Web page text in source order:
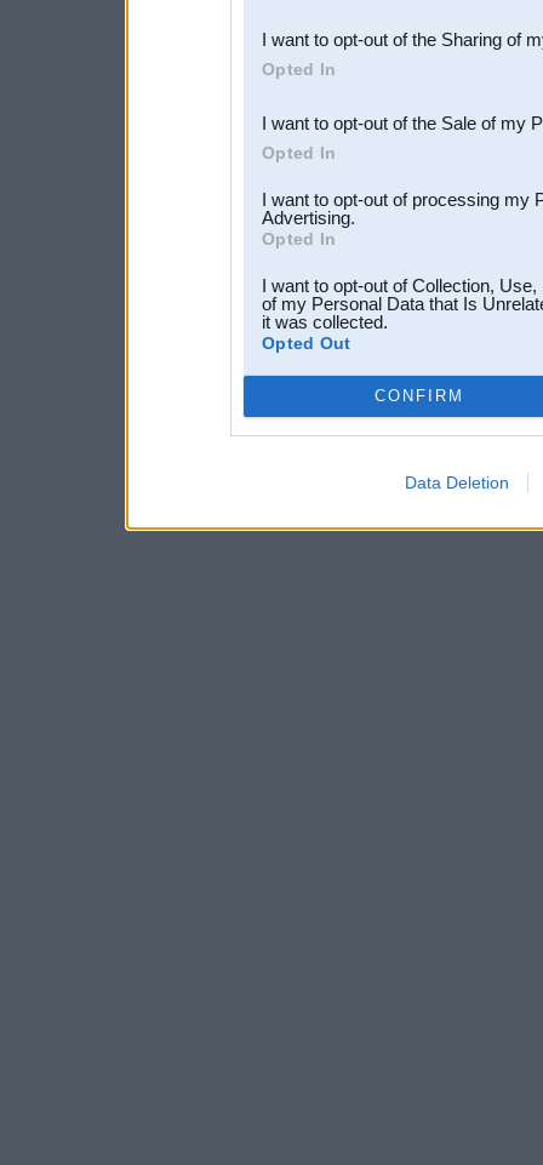
Downstream Participants
third parties.
I want to opt-out of the Sharing of
Opted In
I want to opt-out of the Sale of my
Opted In
I want to opt-out of processing my
Advertising.
Opted In
I want to opt-out of Collection,
of my Personal Data that Is
it was collected.
Opted Out
CONFIRM
Data Deletion